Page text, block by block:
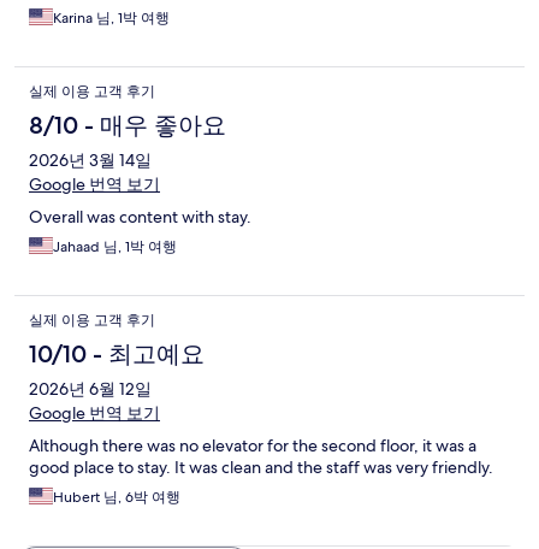
Karina 님, 1박 여행
실제 이용 고객 후기
8/10 - 매우 좋아요
2026년 3월 14일
Google 번역 보기
Overall was content with stay.
Jahaad 님, 1박 여행
실제 이용 고객 후기
10/10 - 최고예요
2026년 6월 12일
Google 번역 보기
Although there was no elevator for the second floor, it was a
good place to stay. It was clean and the staff was very friendly.
Hubert 님, 6박 여행